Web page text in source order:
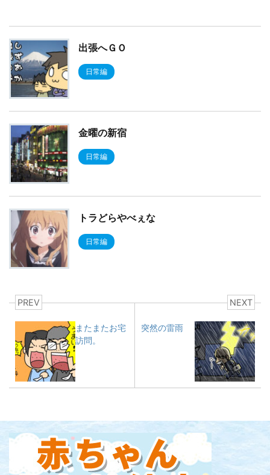
出張へＧＯ
日常編
金曜の新宿
日常編
トラどらやべぇな
日常編
PREV
またまたお宅
訪問。
NEXT
突然の雷雨